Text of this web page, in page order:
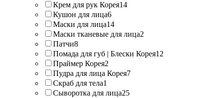
Крем для рук Корея14
Кушон для лица6
Маски для лица14
Маски тканевые для лица2
Патчи8
Помада для губ | Блески Корея12
Праймер Корея2
Пудра для лица Корея7
Скраб для тела1
Сыворотка для лица25